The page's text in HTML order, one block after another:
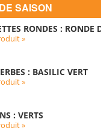
SAISON
RONDES : RONDE
»
: BASILIC VERT
»
: VERTS
»